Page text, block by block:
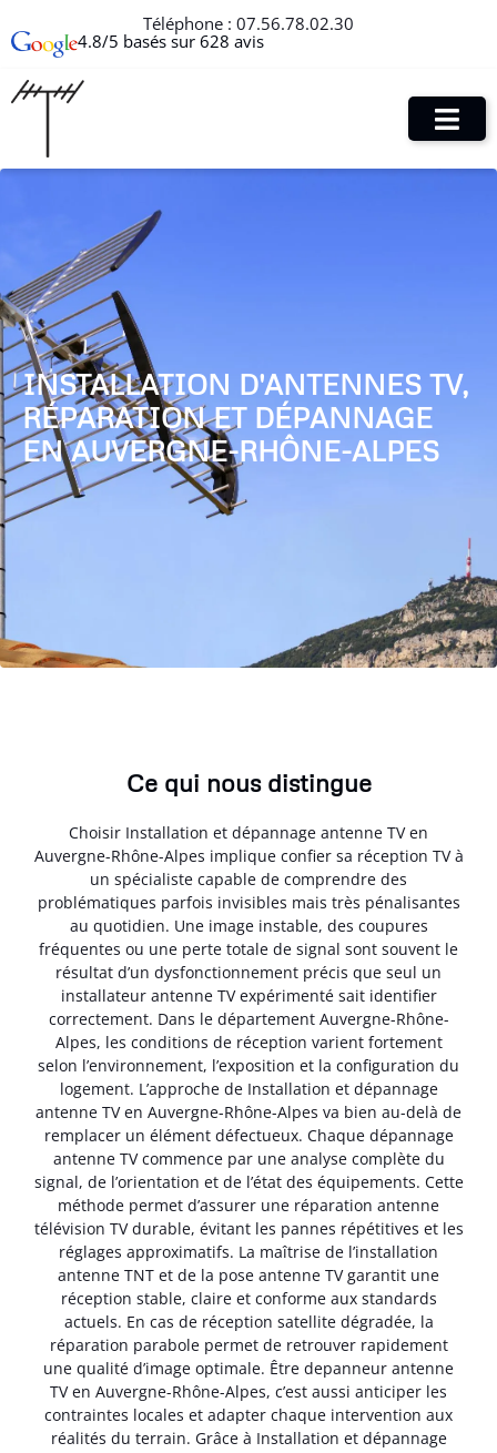
Téléphone : 07.56.78.02.30
4.8/5 basés sur 628 avis
INSTALLATION D'ANTENNES TV,
RÉPARATION ET DÉPANNAGE
EN AUVERGNE-RHÔNE-ALPES
Ce qui nous distingue
Choisir Installation et dépannage antenne TV en
Auvergne-Rhône-Alpes implique confier sa réception TV à
un spécialiste capable de comprendre des
problématiques parfois invisibles mais très pénalisantes
au quotidien. Une image instable, des coupures
fréquentes ou une perte totale de signal sont souvent le
résultat d’un dysfonctionnement précis que seul un
installateur antenne TV expérimenté sait identifier
correctement. Dans le département Auvergne-Rhône-
Alpes, les conditions de réception varient fortement
selon l’environnement, l’exposition et la configuration du
logement. L’approche de Installation et dépannage
antenne TV en Auvergne-Rhône-Alpes va bien au-delà de
remplacer un élément défectueux. Chaque dépannage
antenne TV commence par une analyse complète du
signal, de l’orientation et de l’état des équipements. Cette
méthode permet d’assurer une réparation antenne
télévision TV durable, évitant les pannes répétitives et les
réglages approximatifs. La maîtrise de l’installation
antenne TNT et de la pose antenne TV garantit une
réception stable, claire et conforme aux standards
actuels. En cas de réception satellite dégradée, la
réparation parabole permet de retrouver rapidement
une qualité d’image optimale. Être depanneur antenne
TV en Auvergne-Rhône-Alpes, c’est aussi anticiper les
contraintes locales et adapter chaque intervention aux
réalités du terrain. Grâce à Installation et dépannage